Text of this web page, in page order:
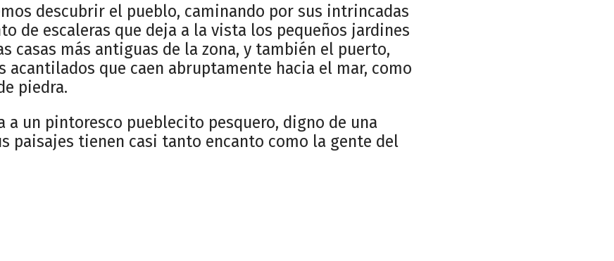
descubrir el pueblo, caminando por sus intrincadas
de escaleras que deja a la vista los pequeños jardines
casas más antiguas de la zona, y también el puerto,
acantilados que caen abruptamente hacia el mar, como
piedra.
a un pintoresco pueblecito pesquero, digno de una
paisajes tienen casi tanto encanto como la gente del